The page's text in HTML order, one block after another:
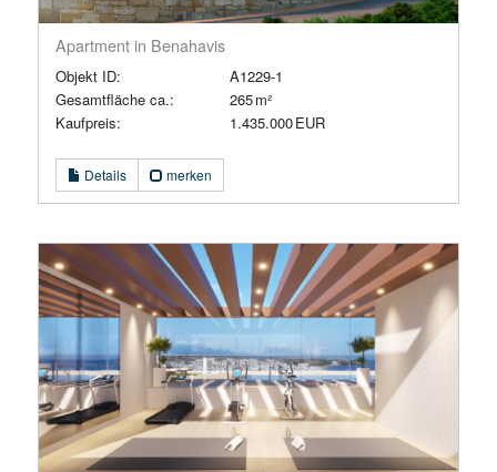
Apartment in Benahavis
Objekt ID:
A1229-1
Gesamtfläche ca.:
265 m²
Kaufpreis:
1.435.000 EUR
Details merken